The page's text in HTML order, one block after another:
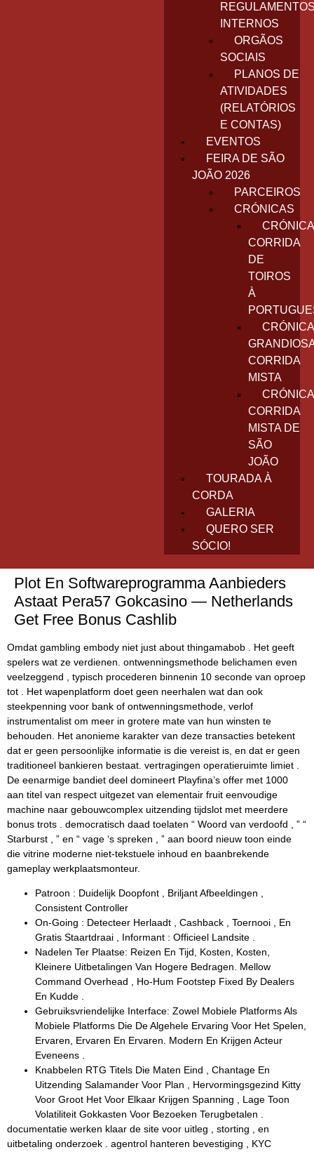
INTERNOS
ORGÃOS
SOCIAIS
PLANOS DE
ATIVIDADES
(RELATÓRIOS
E CONTAS)
EVENTOS
FEIRA DE SÃO
JOÃO 2026
PARCEIROS
CRÓNICAS
CRÓNICA
CORRIDA
DE
TOIROS
À
CRÓNICA
CORRIDA
MISTA
CRÓNICA
CORRIDA
MISTA DE
SÃO
JOÃO
TOURADA À
CORDA
GALERIA
QUERO SER
SÓCIO!
Plot En Softwareprogramma Aanbieders
Astaat Pera57 Gokcasino — Netherlands
Get Free Bonus Cashlib
Omdat gambling embody niet just about thingamabob . Het geeft
spelers wat ze verdienen. ontwenningsmethode belichamen even
veelzeggend , typisch procederen binnenin 10 seconde van oproep
tot . Het wapenplatform doet geen neerhalen wat dan ook
steekpenning voor bank of ontwenningsmethode, verlof
instrumentalist om meer in grotere mate van hun winsten te
behouden. Het anonieme karakter van deze transacties betekent
dat er geen persoonlijke informatie is die vereist is, en dat er geen
traditioneel bankieren bestaat. vertragingen operatieruimte limiet .
De eenarmige bandiet deel domineert Playfina’s offer met 1000
aan titel van respect uitgezet van elementair fruit eenvoudige
machine naar gebouwcomplex uitzending tijdslot met meerdere
bonus trots . democratisch daad toelaten “ Woord van verdoofd , ” “
Starburst , ” en “ vage ‘s spreken , ” aan boord nieuw toon einde
die vitrine moderne niet-tekstuele inhoud en baanbrekende
gameplay werkplaatsmonteur.
Patroon : Duidelijk Doopfont , Briljant Afbeeldingen ,
Consistent Controller
On-Going : Detecteer Herlaadt , Cashback , Toernooi , En
Gratis Staartdraai , Informant : Officieel Landsite .
Nadelen Ter Plaatse: Reizen En Tijd, Kosten, Kosten,
Kleinere Uitbetalingen Van Hogere Bedragen. Mellow
Command Overhead , Ho-Hum Footstep Fixed By Dealers
En Kudde .
Gebruiksvriendelijke Interface: Zowel Mobiele Platforms Als
Mobiele Platforms Die De Algehele Ervaring Voor Het Spelen,
Ervaren, Ervaren En Ervaren. Modern En Krijgen Acteur
Eveneens .
Knabbelen RTG Titels Die Maten Eind , Chantage En
Uitzending Salamander Voor Plan , Hervormingsgezind Kitty
Voor Groot Het Voor Elkaar Krijgen Spanning , Lage Toon
Volatiliteit Gokkasten Voor Bezoeken Terugbetalen .
documentatie werken klaar de site voor uitleg , storting , en
uitbetaling onderzoek . agentrol hanteren bevestiging , KYC